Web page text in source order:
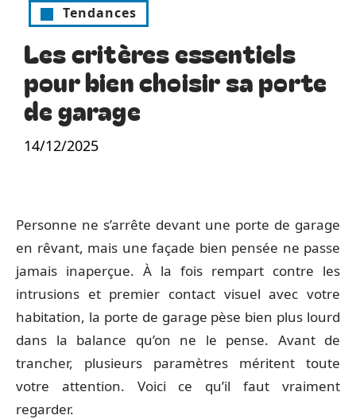
Tendances
Les critères essentiels
pour bien choisir sa porte
de garage
14/12/2025
Personne ne s’arrête devant une porte de garage
en rêvant, mais une façade bien pensée ne passe
jamais inaperçue. À la fois rempart contre les
intrusions et premier contact visuel avec votre
habitation, la porte de garage pèse bien plus lourd
dans la balance qu’on ne le pense. Avant de
trancher, plusieurs paramètres méritent toute
votre attention. Voici ce qu’il faut vraiment
regarder.